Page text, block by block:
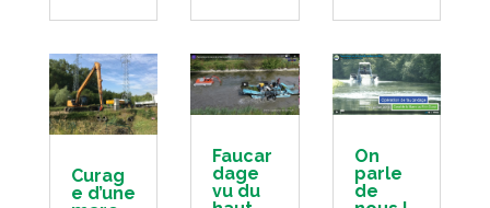
Curag
e d’une
Faucar
dage
vu du
On
parle
de